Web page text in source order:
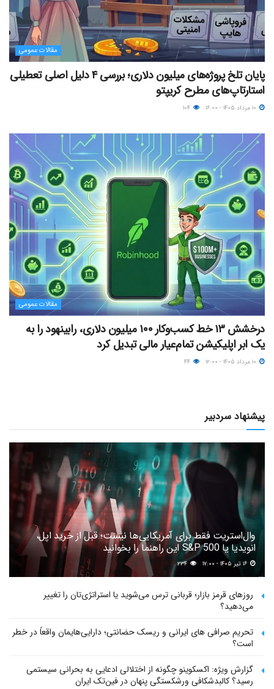
مقالات عمومی
پایان تلخ پروژه‌های میلیون دلاری؛ بررسی ۴ دلیل اصلی تعطیلی
استارتاپ‌های مطرح کریپتو
مقالات عمومی
درخشش ۱۳ خط کسب‌وکار ۱۰۰ میلیون دلاری، رابینهود را به
یک ابر اپلیکیشن تمام‌عیار مالی تبدیل کرد
پیشنهاد سردبیر
وال‌استریت فقط برای آمریکایی‌ها نیست؛ قبل از خرید اپل،
انویدیا یا S&P 500 این راهنما را بخوانید
۲۳۴
روزهای قرمز بازار؛ قربانی ترس می‌شوید یا استراتژی‌تان را تغییر
می‌دهید؟
تحریم صرافی های ایرانی و ریسک حضانتی؛ دارایی‌هایمان واقعاً در خطر
است؟
گزارش ویژه: اکسکوینو چگونه از اختلالی ادعایی به بحرانی سیستمی
رسید؟ کالبدشکافی ورشکستگی پنهان در فین‌تک ایران